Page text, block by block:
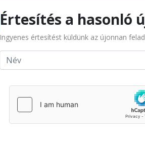
Értesítés a hasonló
Ingyenes értesítést küldünk az újonnan